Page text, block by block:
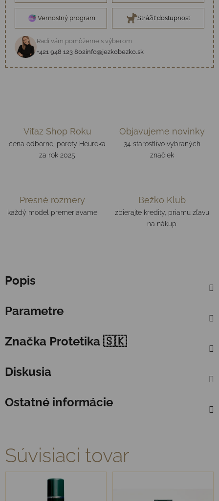
Vernostný program Strážiť dostupnosť
Radi vám pomôžeme s výberom
+421 948 123 802info@jezkobezko.sk
Víťaz Shop Roku
cena odbornej poroty Heureka
za rok 2025
Objavujeme novinky
34 starostlivo vybraných
značiek
Presné rozmery
každý model premeriavame
Bežko Klub
zbierajte kredity, priamu zľavu
na nákup
Popis
Parametre
Značka Protetika 🇸🇰
Diskusia
Ostatné informácie
Súvisiaci tovar